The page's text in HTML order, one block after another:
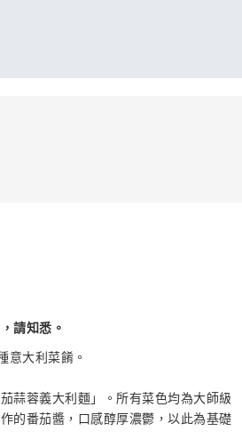
請知悉。
意大利菜餚。
蒜蓉義大利麵」。所有菜色均為大師級
的番茄醬，口感醇厚濃鬱，以此為基礎